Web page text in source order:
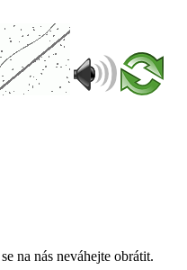
na nás neváhejte obrátit.